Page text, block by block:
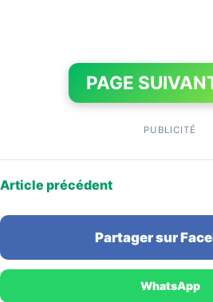
PAGE
PUBLICITÉ
Article précédent
Partager sur
WhatsApp